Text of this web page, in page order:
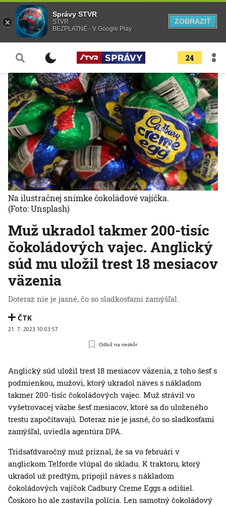
24
Muž ukradol takmer 200-tisíc
čokoládových vajec. Anglický
súd mu uložil trest 18 mesiacov
väzenia
Doteraz nie je jasné, čo so sladkosťami zamýšľal.
ČTK
21. 7. 2023 10:03:57
Odlož na neskôr
Na ilustračnej snímke čokoládové vajíčka.
(Foto: Unsplash)
Anglický súd uložil trest 18 mesiacov väzenia, z toho šesť s
podmienkou, mužovi, ktorý ukradol náves s nákladom
takmer 200-tisíc čokoládových vajec. Muž strávil vo
vyšetrovacej väzbe šesť mesiacov, ktoré sa do uloženého
trestu započítavajú. Doteraz nie je jasné, čo so sladkosťami
zamýšľal, uviedla agentúra DPA.
Tridsaťdvaročný muž priznal, že sa vo februári v
anglickom Telforde vlúpal do skladu. K traktoru, ktorý
ukradol už predtým, pripojil náves s nákladom
čokoládových vajíčok Cadbury Creme Eggs a odišiel.
Čoskoro ho ale zastavila polícia. Len samotný čokoládový
Správy STVR
STVR
BEZPLATNÉ - V Google Play
ZOBRAZIŤ